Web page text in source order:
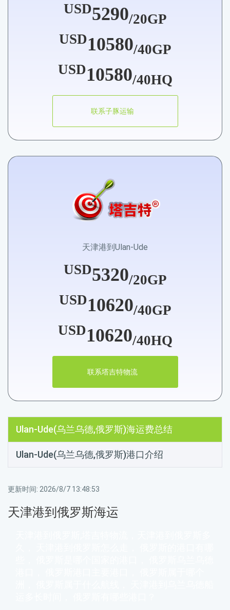
USD5290/20GP
USD10580/40GP
USD10580/40HQ
联系子豚运输
天津港到Ulan-Ude
USD5320/20GP
USD10620/40GP
USD10620/40HQ
联系塔吉特物流
Ulan-Ude(乌兰乌德,俄罗斯)海运费总结
Ulan-Ude(乌兰乌德,俄罗斯)港口介绍
更新时间: 2026/8/7 13:48:53
天津港到俄罗斯海运